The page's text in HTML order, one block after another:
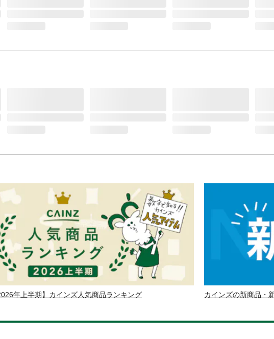
年上半期】カインズ人気商品ランキング カインズの新商品・